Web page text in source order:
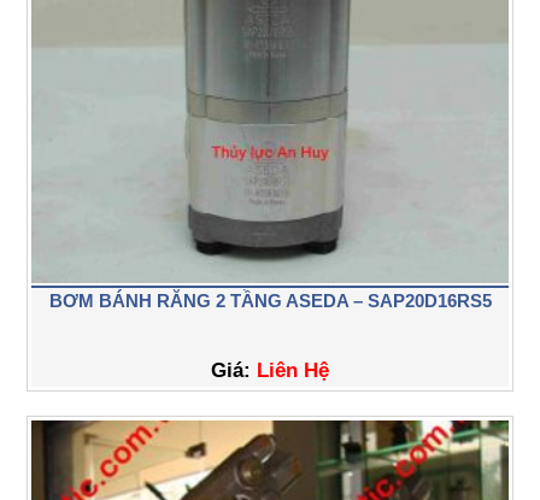
BƠM BÁNH RĂNG 2 TẦNG ASEDA – SAP20D16RS5
Giá: Liên Hệ